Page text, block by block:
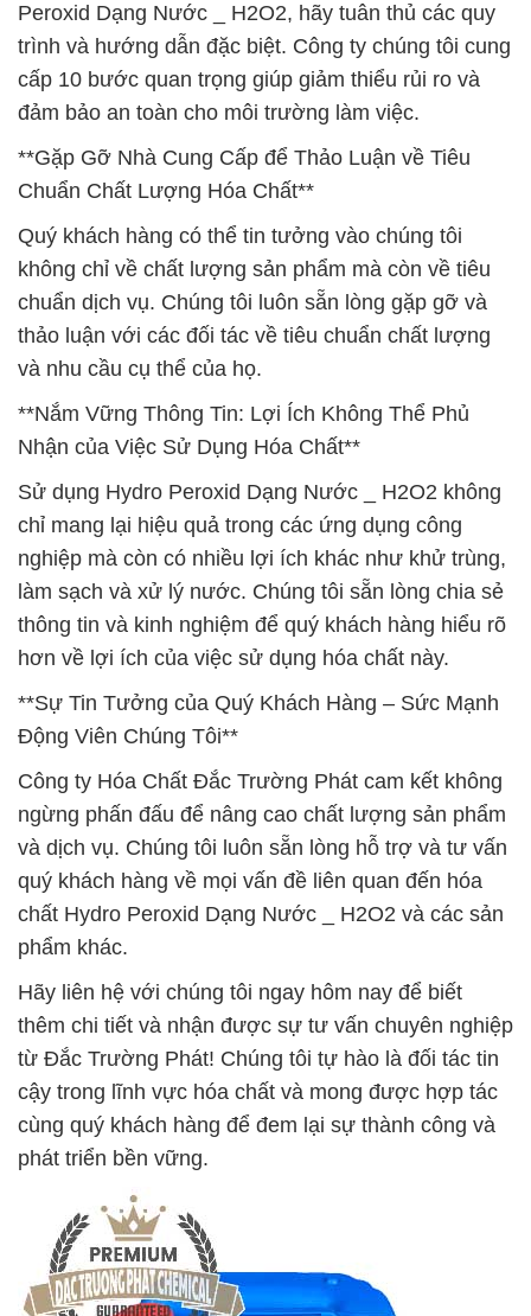
Peroxid Dạng Nước _ H2O2, hãy tuân thủ các quy
trình và hướng dẫn đặc biệt. Công ty chúng tôi cung
cấp 10 bước quan trọng giúp giảm thiểu rủi ro và
đảm bảo an toàn cho môi trường làm việc.
**Gặp Gỡ Nhà Cung Cấp để Thảo Luận về Tiêu
Chuẩn Chất Lượng Hóa Chất**
Quý khách hàng có thể tin tưởng vào chúng tôi
không chỉ về chất lượng sản phẩm mà còn về tiêu
chuẩn dịch vụ. Chúng tôi luôn sẵn lòng gặp gỡ và
thảo luận với các đối tác về tiêu chuẩn chất lượng
và nhu cầu cụ thể của họ.
**Nắm Vững Thông Tin: Lợi Ích Không Thể Phủ
Nhận của Việc Sử Dụng Hóa Chất**
Sử dụng Hydro Peroxid Dạng Nước _ H2O2 không
chỉ mang lại hiệu quả trong các ứng dụng công
nghiệp mà còn có nhiều lợi ích khác như khử trùng,
làm sạch và xử lý nước. Chúng tôi sẵn lòng chia sẻ
thông tin và kinh nghiệm để quý khách hàng hiểu rõ
hơn về lợi ích của việc sử dụng hóa chất này.
**Sự Tin Tưởng của Quý Khách Hàng – Sức Mạnh
Động Viên Chúng Tôi**
Công ty Hóa Chất Đắc Trường Phát cam kết không
ngừng phấn đấu để nâng cao chất lượng sản phẩm
và dịch vụ. Chúng tôi luôn sẵn lòng hỗ trợ và tư vấn
quý khách hàng về mọi vấn đề liên quan đến hóa
chất Hydro Peroxid Dạng Nước _ H2O2 và các sản
phẩm khác.
Hãy liên hệ với chúng tôi ngay hôm nay để biết
thêm chi tiết và nhận được sự tư vấn chuyên nghiệp
từ Đắc Trường Phát! Chúng tôi tự hào là đối tác tin
cậy trong lĩnh vực hóa chất và mong được hợp tác
cùng quý khách hàng để đem lại sự thành công và
phát triển bền vững.